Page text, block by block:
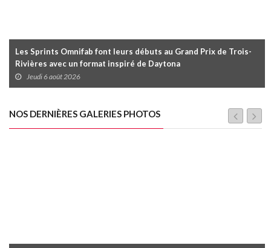
Les Sprints Omnifab font leurs débuts au Grand Prix de Trois-
Rivières avec un format inspiré de Daytona
Jeudi 6 août 2026
NOS DERNIÈRES GALERIES PHOTOS